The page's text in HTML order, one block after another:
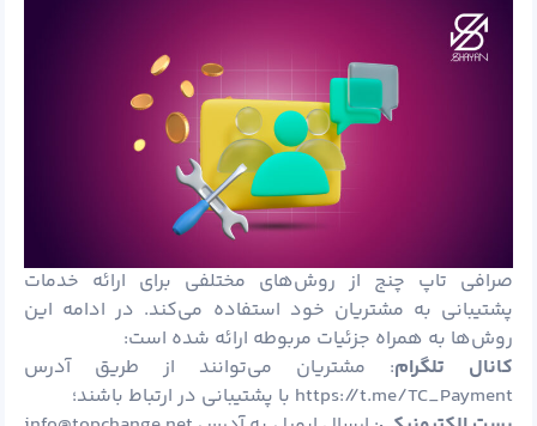
صرافی تاپ چنج از روش‌های مختلفی برای ارائه خدمات
پشتیبانی به مشتریان خود استفاده می‌کند. در ادامه این
روش‌ها به همراه جزئیات مربوطه ارائه شده است:
کانال تلگرام: مشتریان می‌توانند از طریق آدرس
https://t.me/TC_Payment با پشتیبانی در ارتباط باشند؛